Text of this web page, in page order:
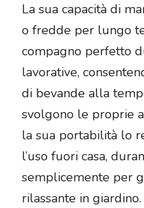
La sua capacità di
o fredde per lungo
compagno perfetto
lavorative,
di bevande alla
svolgono le proprie
la sua portabilità lo
l’uso fuori casa,
semplicemente per
rilassante in giardino.